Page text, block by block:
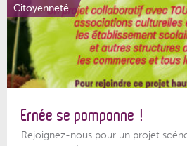
Citoyenneté
Ernée se pomponne !
Rejoignez-nous pour un projet